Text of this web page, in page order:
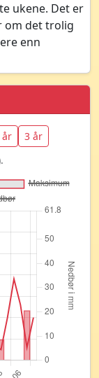
ukene. Det er
om det trolig
enn
år
3 år